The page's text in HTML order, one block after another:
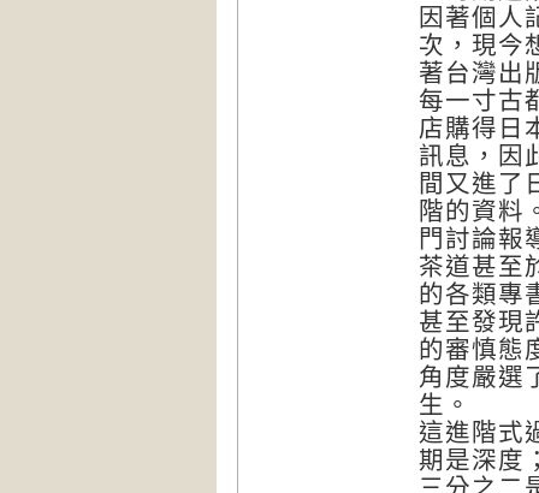
因著個人
次，現今
著台灣出
每一寸古
店購得日
訊息，因
間又進了
階的資料
門討論報
茶道甚至
的各類專
甚至發現
的審慎態
角度嚴選
生。
這進階式
期是深度